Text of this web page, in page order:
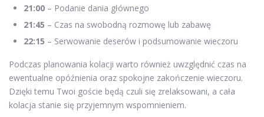
21:00 – Podanie dania głównego
21:45 – Czas na swobodną rozmowę lub zabawę
22:15 – Serwowanie deserów i podsumowanie wieczoru
Podczas planowania kolacji warto również uwzględnić czas na
ewentualne opóźnienia oraz spokojne zakończenie wieczoru.
Dzięki temu Twoi goście będą czuli się zrelaksowani, a cała
kolacja stanie się przyjemnym wspomnieniem.